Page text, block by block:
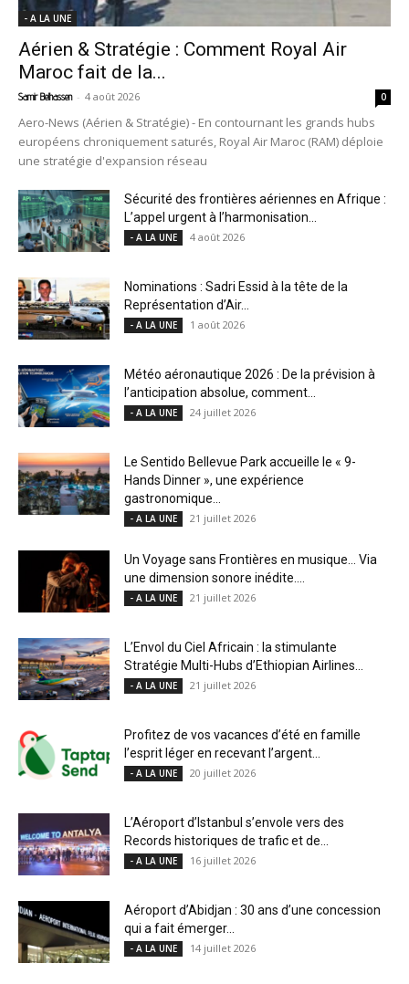
- A LA UNE
Aérien & Stratégie : Comment Royal Air
Maroc fait de la...
Samir Belhassen - 4 août 2026 0
Aero-News (Aérien & Stratégie) - En contournant les grands hubs
européens chroniquement saturés, Royal Air Maroc (RAM) déploie
une stratégie d'expansion réseau
Sécurité des frontières aériennes en Afrique :
L’appel urgent à l’harmonisation...
- A LA UNE 4 août 2026
Nominations : Sadri Essid à la tête de la
Représentation d’Air...
- A LA UNE 1 août 2026
Météo aéronautique 2026 : De la prévision à
l’anticipation absolue, comment...
- A LA UNE 24 juillet 2026
Le Sentido Bellevue Park accueille le « 9-
Hands Dinner », une expérience
gastronomique...
- A LA UNE 21 juillet 2026
Un Voyage sans Frontières en musique… Via
une dimension sonore inédite....
- A LA UNE 21 juillet 2026
L’Envol du Ciel Africain : la stimulante
Stratégie Multi-Hubs d’Ethiopian Airlines...
- A LA UNE 21 juillet 2026
Profitez de vos vacances d’été en famille
l’esprit léger en recevant l’argent...
- A LA UNE 20 juillet 2026
L’Aéroport d’Istanbul s’envole vers des
Records historiques de trafic et de...
- A LA UNE 16 juillet 2026
Aéroport d’Abidjan : 30 ans d’une concession
qui a fait émerger...
- A LA UNE 14 juillet 2026